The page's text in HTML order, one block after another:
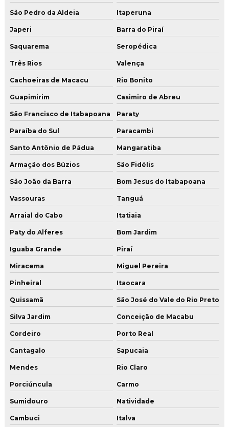
Pintura epóxi sobre concreto
Pintura epóxi para estacionamento
Pintura epóxi piso
Pintura epóxi piso concreto
Pintura epóxi piso garagem
Pintura epoxi piso industrial
Pintura de estacionamento piso
Pintura industrial de piso
Pintura de piso epóxi
Pintura de piso de quadra poliesportiva
Pintura de poliuretano de alta resistencia para pisos
Pintura uretano
Pisos industriais
Pisos industriais de concreto
Pisos industriais de concreto armado
Polimento de concreto
Polimento de piso de alta resistência
Polimento de piso de cimento queimado
São Pedro da Aldeia Itaperuna
Japeri Barra do Piraí
Saquarema Seropédica
Três Rios Valença
Cachoeiras de Macacu Rio Bonito
Guapimirim Casimiro de Abreu
São Francisco de Itabapoana Paraty
Paraíba do Sul Paracambi
Santo Antônio de Pádua Mangaratiba
Armação dos Búzios São Fidélis
São João da Barra Bom Jesus do Itabapoana
Vassouras Tanguá
Arraial do Cabo Itatiaia
Paty do Alferes Bom Jardim
Iguaba Grande Piraí
Miracema Miguel Pereira
Pinheiral Itaocara
Quissamã São José do Vale do Rio Preto
Silva Jardim Conceição de Macabu
Cordeiro Porto Real
Cantagalo Sapucaia
Mendes Rio Claro
Porciúncula Carmo
Sumidouro Natividade
Cambuci Italva